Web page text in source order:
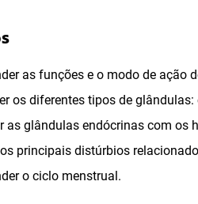
as funções e o modo de ação
os diferentes tipos de
as glândulas endócrinas com os
principais distúrbios
o ciclo menstrual.